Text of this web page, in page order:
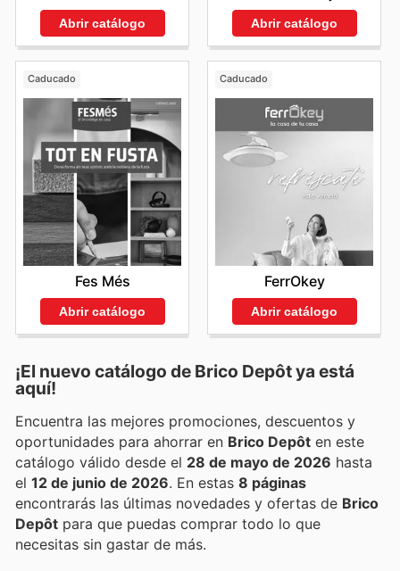
Abrir catálogo Abrir catálogo
Caducado
Fes Més
Abrir catálogo
Caducado
FerrOkey
Abrir catálogo
¡El nuevo catálogo de Brico Depôtya está
aquí!
Encuentra las mejores promociones, descuentos y
oportunidades para ahorrar en Brico Depôt en este
catálogo válido desde el 28 de mayo de 2026 hasta
el 12 de junio de 2026 . En estas 8 páginas
encontrarás las últimas novedades y ofertas de Brico
Depôt para que puedas comprar todo lo que
necesitas sin gastar de más.